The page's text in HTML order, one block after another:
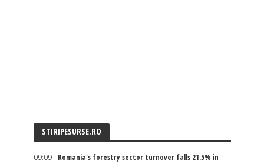
STIRIPESURSE.RO
09:09
Romania's forestry sector turnover falls 21.5% in